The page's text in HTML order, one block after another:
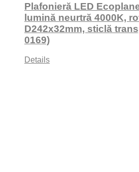
Plafonieră LED
lumină neurtră 4000K,
D242x32mm, sticlă
0169)
Details